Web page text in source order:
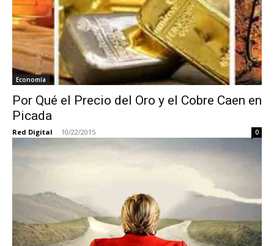
Economía
Por Qué el Precio del Oro y el Cobre Caen en
Picada
Red Digital - 10/22/2015 0